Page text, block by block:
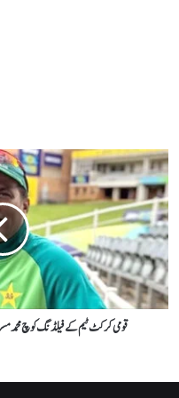
قومی کرکٹ ٹیم کے فیلڈنگ کوچ محمد